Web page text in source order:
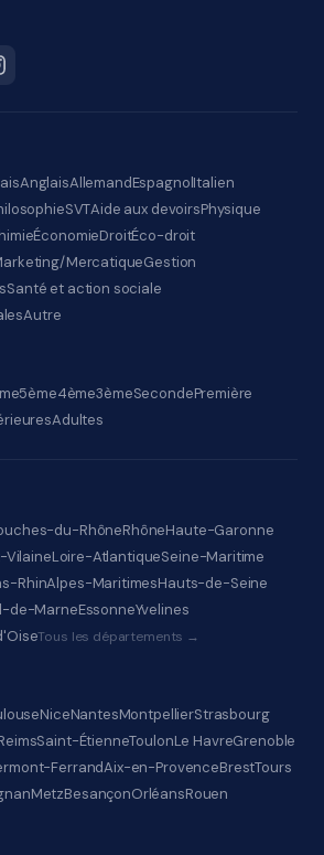
AnglaisAllemandEspagnolItalien
SVTAide aux devoirsPhysique
ÉconomieDroitÉco-droit
MercatiqueGestion
Santé et action sociale
Autre
5ème4ème3èmeSecondePremière
Adultes
du-RhôneRhôneHaute-Garonne
Loire-AtlantiqueSeine-Maritime
RhinAlpes-MaritimesHauts-de-Seine
de-MarneEssonneYvelines
Tous les départements →
NiceNantesMontpellierStrasbourg
Saint-ÉtienneToulonLe HavreGrenoble
FerrandAix-en-ProvenceBrestTours
MetzBesançonOrléansRouen